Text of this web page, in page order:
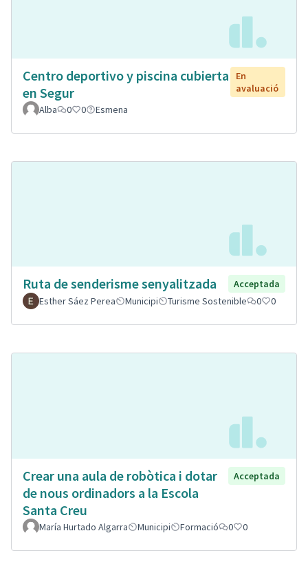
Centro deportivo y piscina cubierta
en Segur
En
avaluació
Alba
0 0 Esmena
Ruta de senderisme senyalitzada
Acceptada
Esther Sáez Perea
Municipi Turisme Sostenible 0 0
Crear una aula de robòtica i dotar
de nous ordinadors a la Escola
Santa Creu
Acceptada
María Hurtado Algarra Municipi Formació 0 0